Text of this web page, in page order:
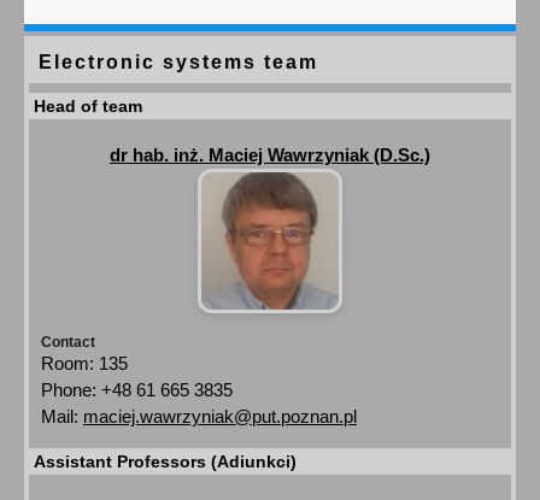
Electronic systems team
Head of team
dr hab. inż. Maciej Wawrzyniak (D.Sc.)
Contact
Room: 135
Phone: +48 61 665 3835
Mail: maciej.wawrzyniak@put.poznan.pl
Assistant Professors (Adiunkci)